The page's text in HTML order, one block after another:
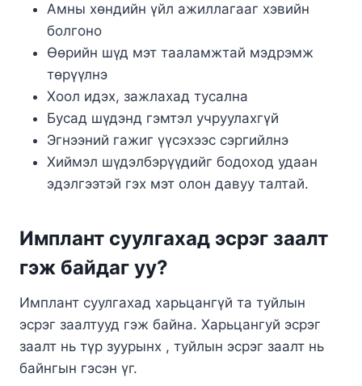
Амны хөндийн үйл ажиллагааг хэвийн
болгоно
Өөрийн шүд мэт тааламжтай мэдрэмж
төрүүлнэ
Хоол идэх, зажлахад тусална
Бусад шүдэнд гэмтэл учруулахгүй
Эгнээний гажиг үүсэхээс сэргийлнэ
Хиймэл шүдэлбэрүүдийг бодоход удаан
эдэлгээтэй гэх мэт олон давуу талтай.
Имплант суулгахад эсрэг заалт
гэж байдаг уу?
Имплант суулгахад харьцангүй та туйлын
эсрэг заалтууд гэж байна. Харьцангуй эсрэг
заалт нь түр зуурынх , туйлын эсрэг заалт нь
байнгын гэсэн үг.